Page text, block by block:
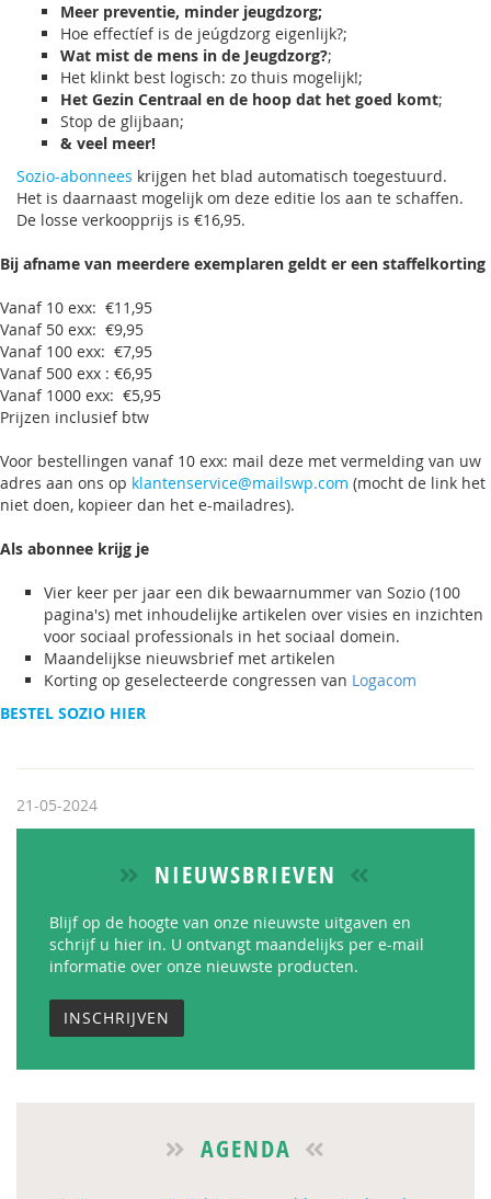
Meer preventie, minder jeugdzorg;
Hoe effectíef is de jeúgdzorg eigenlijk?;
Wat mist de mens in de Jeugdzorg?;
Het klinkt best logisch: zo thuis mogelijk!;
Het Gezin Centraal en de hoop dat het goed komt;
Stop de glijbaan;
& veel meer!
Sozio-abonnees krijgen het blad automatisch toegestuurd.
Het is daarnaast mogelijk om deze editie los aan te schaffen.
De losse verkoopprijs is €16,95.
Bij afname van meerdere exemplaren geldt er een staffelkorting
Vanaf 10 exx: €11,95
Vanaf 50 exx: €9,95
Vanaf 100 exx: €7,95
Vanaf 500 exx : €6,95
Vanaf 1000 exx: €5,95
Prijzen inclusief btw
Voor bestellingen vanaf 10 exx: mail deze met vermelding van uw
adres aan ons op klantenservice@mailswp.com (mocht de link het
niet doen, kopieer dan het e-mailadres).
Als abonnee krijg je
Vier keer per jaar een dik bewaarnummer van Sozio (100
pagina's) met inhoudelijke artikelen over visies en inzichten
voor sociaal professionals in het sociaal domein.
Maandelijkse nieuwsbrief met artikelen
Korting op geselecteerde congressen van Logacom
BESTEL SOZIO HIER
21-05-2024
NIEUWSBRIEVEN
Blijf op de hoogte van onze nieuwste uitgaven en
schrijf u hier in. U ontvangt maandelijks per e-mail
informatie over onze nieuwste producten.
INSCHRIJVEN
AGENDA